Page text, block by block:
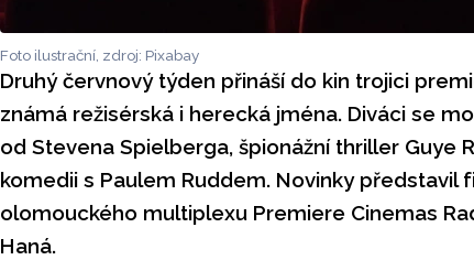
Foto ilustrační, zdroj: Pixabay
Druhý červnový týden přináší do kin trojici
známá režisérská i herecká jména. Diváci se
od Stevena Spielberga, špionážní thriller Guye
komedii s Paulem Ruddem. Novinky představil
olomouckého multiplexu Premiere Cinemas
Haná.